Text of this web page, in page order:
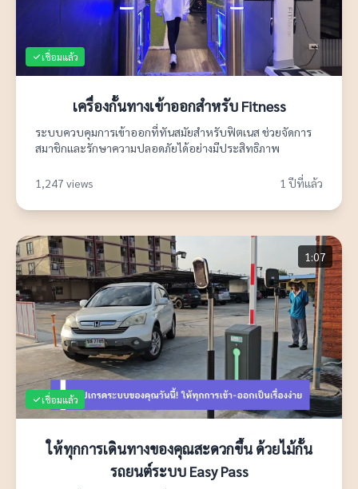
เชื่อมแล้ว
เครื่องกั้นทางเข้าออกสำหรับ Fitness
ระบบควบคุมการเข้าออกที่ทันสมัยสำหรับฟิตเนส ช่วยจัดการ
สมาชิกและรักษาความปลอดภัยได้อย่างมีประสิทธิภาพ
1,247 views 1 ปีที่แล้ว
1:07
เชื่อมแล้ว
ให้ทุกการเดินทางของคุณสะดวกขึ้น ด้วยไม้กั้น
รถยนต์ระบบ Easy Pass